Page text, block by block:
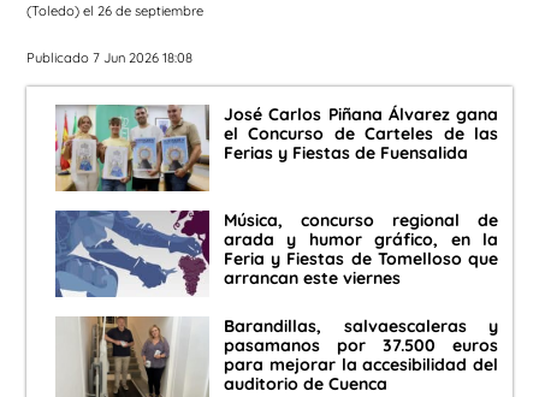
(Toledo) el 26 de septiembre
Publicado 7 Jun 2026 18:08
José Carlos Piñana Álvarez gana
el Concurso de Carteles de las
Ferias y Fiestas de Fuensalida
Música, concurso regional de
arada y humor gráfico, en la
Feria y Fiestas de Tomelloso que
arrancan este viernes
Barandillas, salvaescaleras y
pasamanos por 37.500 euros
para mejorar la accesibilidad del
auditorio de Cuenca